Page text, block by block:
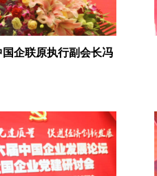
国企联原执行副会长冯